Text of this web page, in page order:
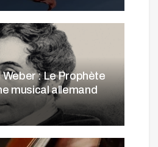
Weber : Le Prophète
musical allemand